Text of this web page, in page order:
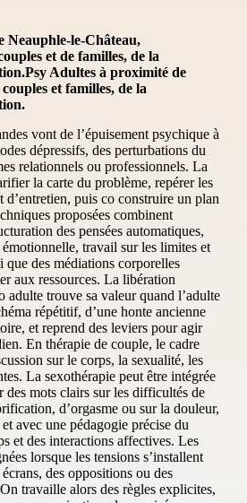
Neauphle-le-Château,
et de familles, de la
Adultes à proximité de
et familles, de la
vont de l’épuisement psychique à
dépressifs, des perturbations du
relationnels ou professionnels. La
la carte du problème, repérer les
d’entretien, puis co construire un plan
proposées combinent
des pensées automatiques,
travail sur les limites et
des médiations corporelles
aux ressources. La libération
adulte trouve sa valeur quand l’adulte
répétitif, d’une honte ancienne
et reprend des leviers pour agir
En thérapie de couple, le cadre
sur le corps, la sexualité, les
La sexothérapie peut être intégrée
des mots clairs sur les difficultés de
d’orgasme ou sur la douleur,
avec une pédagogie précise du
et des interactions affectives. Les
lorsque les tensions s’installent
des oppositions ou des
travaille alors des règles explicites,